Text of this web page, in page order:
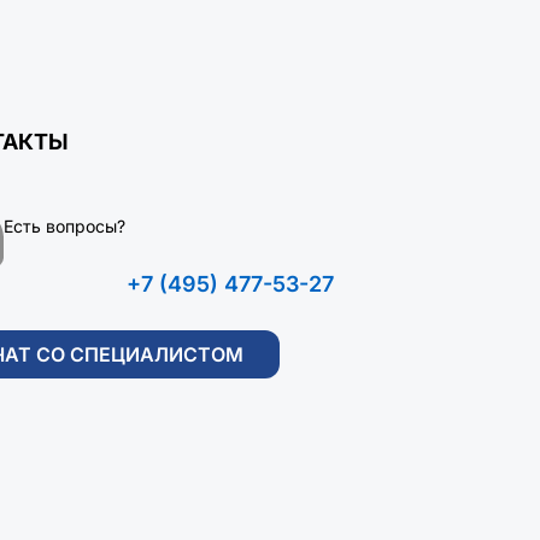
Есть вопросы?
+7 (495) 477-53-27
СО СПЕЦИАЛИСТОМ